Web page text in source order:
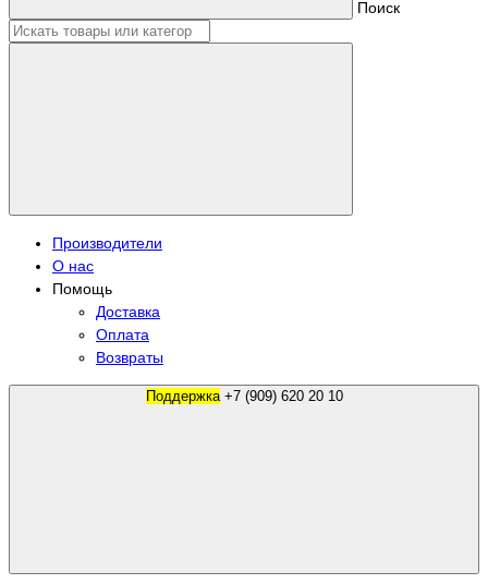
Поиск
Производители
О нас
Помощь
Доставка
Оплата
Возвраты
Поддержка +7 (909) 620 20 10